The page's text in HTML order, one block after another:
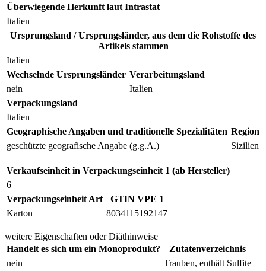
Überwiegende Herkunft laut Intrastat
Italien
Ursprungsland / Ursprungsländer, aus dem die Rohstoffe des
Artikels stammen
Italien
Wechselnde Ursprungsländer
nein
Verarbeitungsland
Italien
Verpackungsland
Italien
Geographische Angaben und traditionelle Spezialitäten
geschützte geografische Angabe (g.g.A.)
Region
Sizilien
Verkaufseinheit in Verpackungseinheit 1 (ab Hersteller)
6
Verpackungseinheit Art
Karton
GTIN VPE 1
8034115192147
weitere Eigenschaften oder Diäthinweise
Handelt es sich um ein Monoprodukt?
nein
Zutatenverzeichnis
Trauben, enthält Sulfite